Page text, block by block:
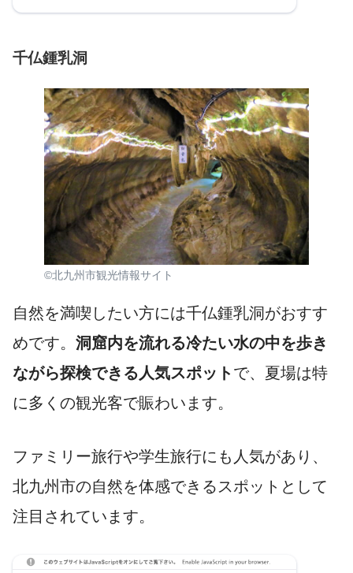
千仏鍾乳洞
©北九州市観光情報サイト
自然を満喫したい方には千仏鍾乳洞がおすす
めです。 洞窟内を流れる冷たい水の中を歩き
ながら探検できる人気スポット で、夏場は特
に多くの観光客で賑わいます。
ファミリー旅行や学生旅行にも人気があり、
北九州市の自然を体感できるスポットとして
注目されています。